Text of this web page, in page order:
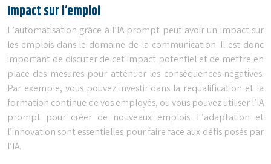
Impact sur l’emploi
L’automatisation grâce à l’IA prompt peut avoir un impact sur
les emplois dans le domaine de la communication. Il est donc
important de discuter de cet impact potentiel et de mettre en
place des mesures pour atténuer les conséquences négatives.
Par exemple, vous pouvez investir dans la requalification et la
formation continue de vos employés, ou vous pouvez utiliser l’IA
prompt pour créer de nouveaux emplois. L’adaptation et
l’innovation sont essentielles pour faire face aux défis posés par
l’IA.